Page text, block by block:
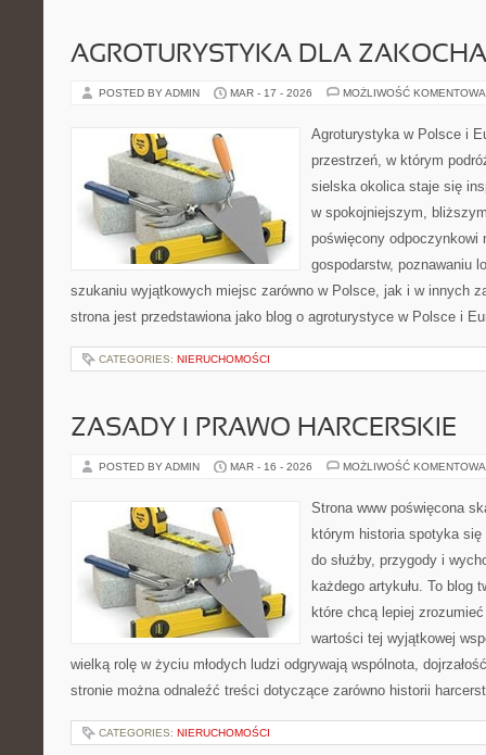
AGROTURYSTYKA DLA
POSTED BY ADMIN MAR - 17 - 2026 MOŻLIWOŚĆ
Agroturystyka w Polsce i
przestrzeń, w którym
sielska okolica staje się
w spokojniejszym,
poświęcony odpoczynkowi
gospodarstw, poznawaniu
szukaniu wyjątkowych miejsc zarówno w Polsce, jak i w innych
strona jest przedstawiona jako blog o agroturystyce w Polsce i
CATEGORIES: NIERUCHOMOŚCI
ZASADY I PRAWO HARCERSKIE
POSTED BY ADMIN MAR - 16 - 2026 MOŻLIWOŚĆ
Strona www poświęcona
którym historia spotyka
do służby, przygody i
każdego artykułu. To blog
które chcą lepiej
wartości tej wyjątkowej
wielką rolę w życiu młodych ludzi odgrywają wspólnota,
stronie można odnaleźć treści dotyczące zarówno historii
CATEGORIES: NIERUCHOMOŚCI